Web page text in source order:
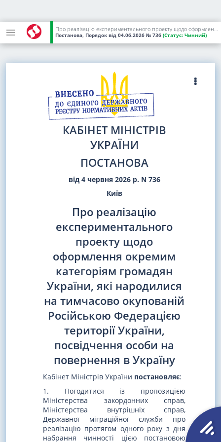
Про реалізацію експериментального проекту щодо оформлення окремим категоріям громадян України, які народилися на тимчасово окупованій Російською Федерацією території України, посвідчення особи на повернення в Україну
Постанова, Порядок від 04.06.2026 № 736 (Статус: Чинний)
КАБІНЕТ МІНІСТРІВ
УКРАЇНИ
ПОСТАНОВА
від 4 червня 2026 р. N 736
Київ
Про реалізацію
експериментального
проекту щодо
оформлення окремим
категоріям громадян
України, які народилися
на тимчасово окупованій
Російською Федерацією
території України,
посвідчення особи на
повернення в Україну
Кабінет Міністрів України постановляє:
1. Погодитися із пропозицією
Міністерства закордонних справ,
Міністерства внутрішніх справ,
Державної міграційної служби про
реалізацію протягом одного року з дня
набрання чинності цією постановою